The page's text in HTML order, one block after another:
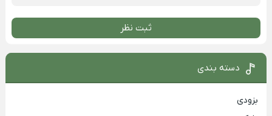
ثبت نظر
دسته بندی
بزودی